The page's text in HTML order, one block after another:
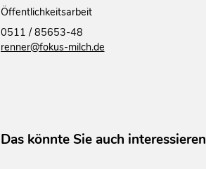
Öffentlichkeitsarbeit
0511 / 85653-48
renner@fokus-milch.de
Das könnte Sie auch interessieren